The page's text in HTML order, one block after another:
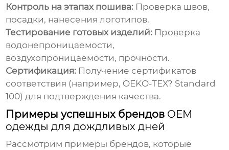
Контроль на этапах пошива: Проверка швов,
посадки, нанесения логотипов.
Тестирование готовых изделий: Проверка
водонепроницаемости,
воздухопроницаемости, прочности.
Сертификация: Получение сертификатов
соответствия (например, OEKO-TEX? Standard
100) для подтверждения качества.
Примеры успешных брендов OEM
одежды для дождливых дней
Рассмотрим примеры брендов, которые